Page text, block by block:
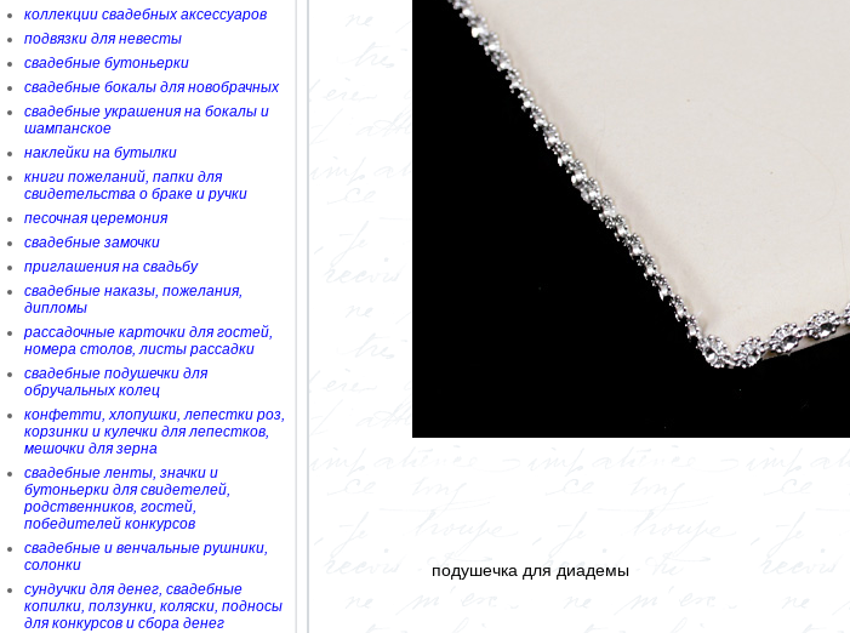
коллекции свадебных аксессуаров
подвязки для невесты
свадебные бутоньерки
свадебные бокалы для новобрачных
свадебные украшения на бокалы и
шампанское
наклейки на бутылки
книги пожеланий, папки для
свидетельства о браке и ручки
песочная церемония
свадебные замочки
приглашения на свадьбу
свадебные наказы, пожелания,
дипломы
рассадочные карточки для гостей,
номера столов, листы рассадки
свадебные подушечки для
обручальных колец
конфетти, хлопушки, лепестки роз,
корзинки и кулечки для лепестков,
мешочки для зерна
свадебные ленты, значки и
бутоньерки для свидетелей,
родственников, гостей,
победителей конкурсов
свадебные и венчальные рушники,
солонки
сундучки для денег, свадебные
копилки, ползунки, коляски, подносы
для конкурсов и сбора денег
подушечка для диадемы